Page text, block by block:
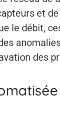
et
le débit,
des